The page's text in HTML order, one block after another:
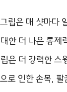
립은 매 샷마다
한 더 나은 통제
은 더 강력한 스
로 인한 손목,